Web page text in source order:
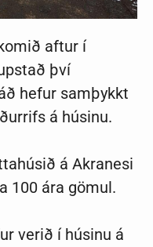
aftur í
því
hefur samþykkt
á húsinu.
á Akranesi
100 ára gömul.
verið í húsinu á